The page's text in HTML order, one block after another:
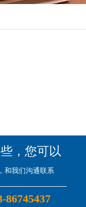
，您可以
和我们沟通联系
86745437